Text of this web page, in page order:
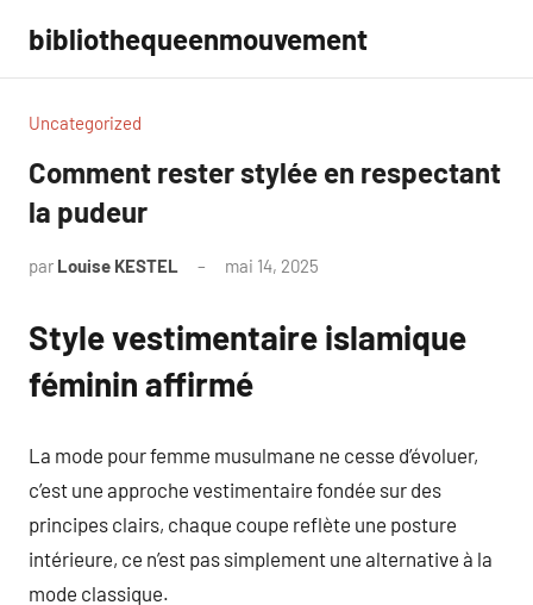
contenu
bibliothequeenmouvement
Uncategorized
Comment rester stylée en respectant
la pudeur
par Louise KESTEL mai 14, 2025
Style vestimentaire islamique
féminin affirmé
La mode pour femme musulmane ne cesse d’évoluer,
c’est une approche vestimentaire fondée sur des
principes clairs, chaque coupe reflète une posture
intérieure, ce n’est pas simplement une alternative à la
mode classique.